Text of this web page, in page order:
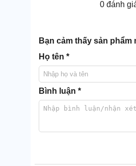
Đằng sau giao diện nhỏ
0 đánh
Bạn cảm thấy sản
Họ tên *
Bình luận *